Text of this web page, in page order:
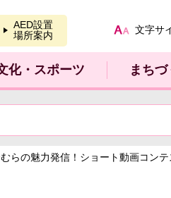
AED設置
場所案内
文字サ
化・スポーツ まち
らの魅力発信！ショート動画コン